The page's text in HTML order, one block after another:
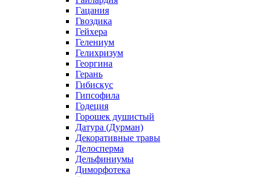
Гацания
Гвоздика
Гейхера
Гелениум
Гелихризум
Георгина
Герань
Гибискус
Гипсофила
Годеция
Горошек душистый
Датура (Дурман)
Декоративные травы
Делосперма
Дельфиниумы
Диморфотека